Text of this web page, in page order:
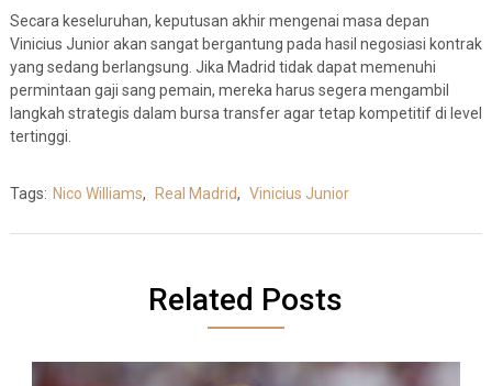
Secara keseluruhan, keputusan akhir mengenai masa depan
Vinicius Junior akan sangat bergantung pada hasil negosiasi kontrak
yang sedang berlangsung. Jika Madrid tidak dapat memenuhi
permintaan gaji sang pemain, mereka harus segera mengambil
langkah strategis dalam bursa transfer agar tetap kompetitif di level
tertinggi.
Tags: Nico Williams, Real Madrid, Vinicius Junior
Related Posts